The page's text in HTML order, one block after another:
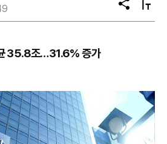
공
유
텍
스
35.8조…31.6% 증가